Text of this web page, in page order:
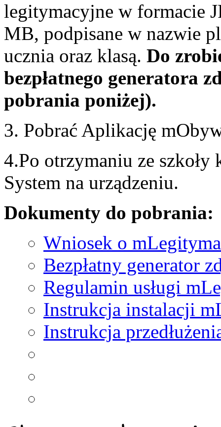
legitymacyjne w formacie
MB, podpisane w nazwie
ucznia oraz klasą. Do
bezpłatnego generatora
pobrania poniżej).
3. Pobrać Aplikację
4.Po otrzymaniu ze
System na urządzeniu.
Dokumenty do pobrania:
Wniosek o
Bezpłatny generator
Regulamin usługi
Instrukcja instalacji
Instrukcja